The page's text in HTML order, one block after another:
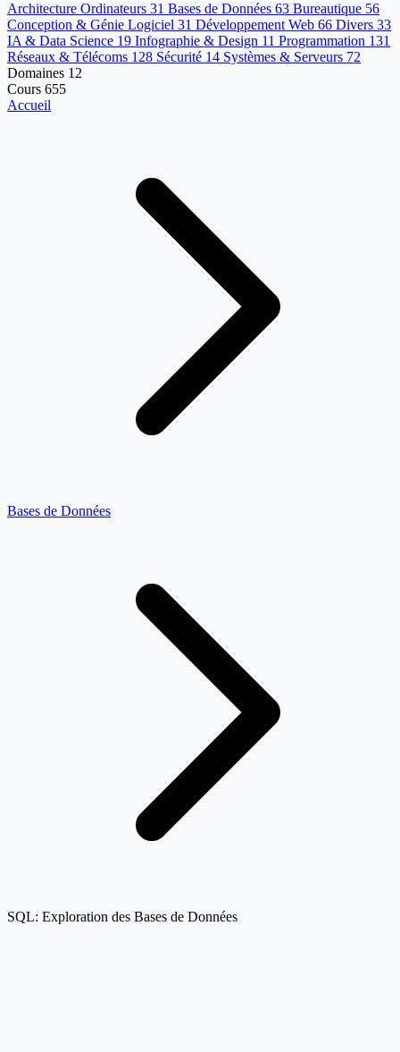
Architecture Ordinateurs 31 Bases de Données 63 Bureautique 56
Conception & Génie Logiciel 31 Développement Web 66 Divers 33
IA & Data Science 19 Infographie & Design 11 Programmation 131
Réseaux & Télécoms 128 Sécurité 14 Systèmes & Serveurs 72
Domaines 12
Cours 655
Accueil
Bases de Données
SQL: Exploration des Bases de Données